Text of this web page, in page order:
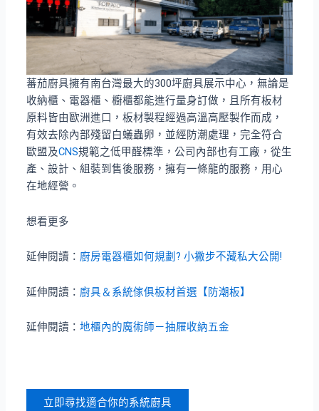
蕃茄廚具擁有南台灣最大的300坪廚具展示中心，無論是
收納櫃、電器櫃、櫥櫃都能進行量身訂做，且所有板材
原料皆由歐洲進口，板材製程經過高溫高壓製作而成，
有效去除內部殘留白蟻蟲卵，並經防潮處理，完全符合
歐盟及CNS規範之低甲醛標準，公司內部也有工廠，從生
產、設計、組裝到售後服務，擁有一條龍的服務，用心
在地經營。
想看更多
延伸閱讀： 廚房電器櫃如何規劃? 小撇步不藏私大公開!
延伸閱讀： 廚具＆系統傢俱板材首選【防潮板】
延伸閱讀：地櫃內的魔術師－抽屜收納五金
立即尋找適合你的系統廚具